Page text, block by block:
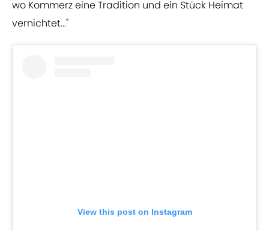
wo Kommerz eine Tradition und ein Stück Heimat
vernichtet..."
View this post on Instagram